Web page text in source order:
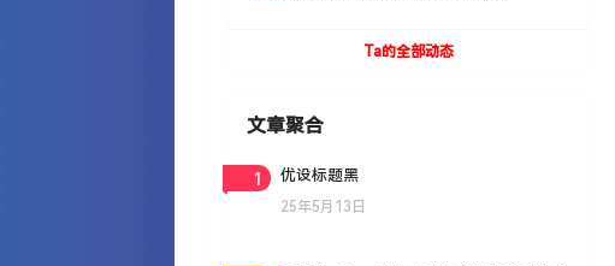
Ta的全部动态
文章聚合
1 优设标题黑
25年5月13日